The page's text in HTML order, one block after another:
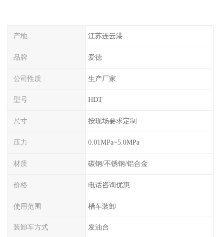
产地 江苏连云港
品牌 爱德
公司性质 生产厂家
型号 HDT
尺寸 按现场要求定制
压力 0.01MPa~5.0MPa
材质 碳钢/不锈钢/铝合金
价格 电话咨询优惠
使用范围 槽车装卸
装卸车方式 发油台